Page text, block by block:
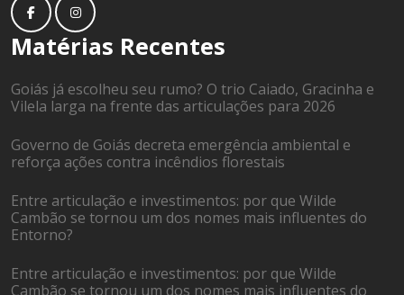
Matérias Recentes
Goiás já escolheu seu rumo? O trio Caiado, Gracinha e
Vilela larga na frente das articulações para 2026
Governo de Goiás decreta emergência ambiental e
reforça ações contra incêndios florestais
Entre articulação e investimentos: por que Wilde
Cambão se tornou um dos nomes mais influentes do
Entorno?
Entre articulação e investimentos: por que Wilde
Cambão se tornou um dos nomes mais influentes do